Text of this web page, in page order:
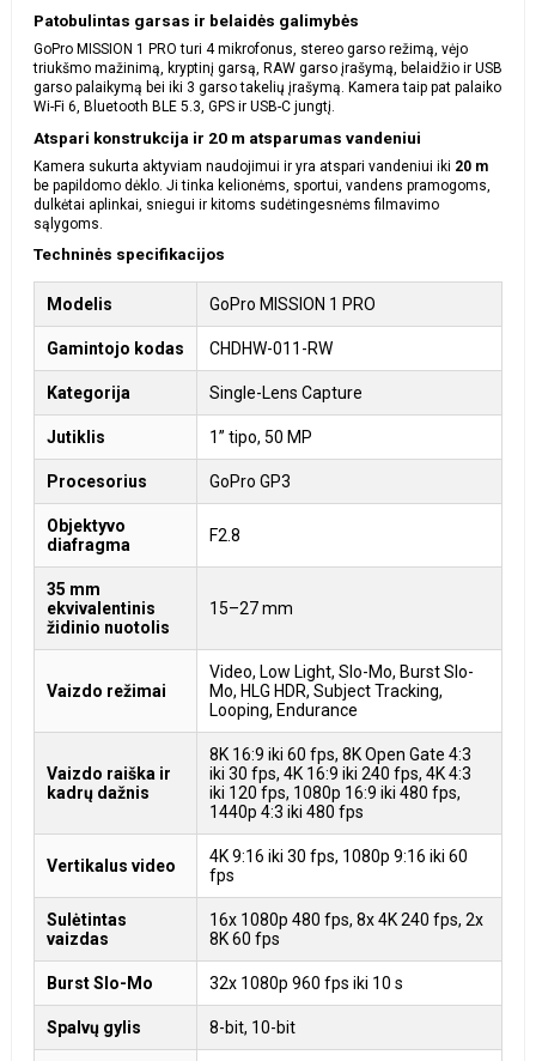
Patobulintas garsas ir belaidės galimybės
GoPro MISSION 1 PRO turi 4 mikrofonus, stereo garso režimą, vėjo
triukšmo mažinimą, kryptinį garsą, RAW garso įrašymą, belaidžio ir USB
garso palaikymą bei iki 3 garso takelių įrašymą. Kamera taip pat palaiko
Wi-Fi 6, Bluetooth BLE 5.3, GPS ir USB-C jungtį.
Atspari konstrukcija ir 20 m atsparumas vandeniui
Kamera sukurta aktyviam naudojimui ir yra atspari vandeniui iki 20 m
be papildomo dėklo. Ji tinka kelionėms, sportui, vandens pramogoms,
dulkėtai aplinkai, sniegui ir kitoms sudėtingesnėms filmavimo
sąlygoms.
Techninės specifikacijos
Modelis GoPro MISSION 1 PRO
Gamintojo kodas CHDHW-011-RW
Kategorija Single-Lens Capture
Jutiklis 1” tipo, 50 MP
Procesorius GoPro GP3
Objektyvo
diafragma
F2.8
35 mm
ekvivalentinis
židinio nuotolis
15–27 mm
Vaizdo režimai
Video, Low Light, Slo-Mo, Burst Slo-
Mo, HLG HDR, Subject Tracking,
Looping, Endurance
Vaizdo raiška ir
kadrų dažnis
8K 16:9 iki 60 fps, 8K Open Gate 4:3
iki 30 fps, 4K 16:9 iki 240 fps, 4K 4:3
iki 120 fps, 1080p 16:9 iki 480 fps,
1440p 4:3 iki 480 fps
Vertikalus video
4K 9:16 iki 30 fps, 1080p 9:16 iki 60
fps
Sulėtintas
vaizdas
16x 1080p 480 fps, 8x 4K 240 fps, 2x
8K 60 fps
Burst Slo-Mo 32x 1080p 960 fps iki 10 s
Spalvų gylis 8-bit, 10-bit